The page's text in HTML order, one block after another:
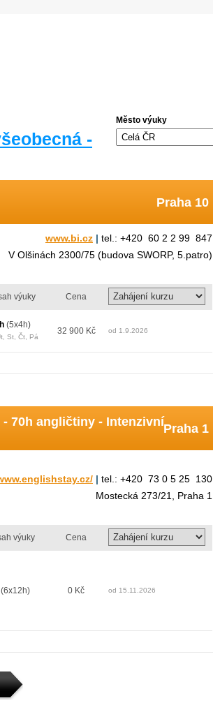
-
Město výuky
Praha 10
www.bi.cz | tel.: +420 60 2 2 99 847
V Olšinách 2300/75 (budova SWORP, 5.patro)
výuky Cena
(5x4h)
St, Čt, Pá
32 900 Kč od 1.9.2026
- 70h angličtiny - IntenzivníPraha 1
| tel.: +420 73 0 5 25 130
Mostecká 273/21, Praha 1
výuky Cena
(6x12h) 0 Kč od 15.11.2026